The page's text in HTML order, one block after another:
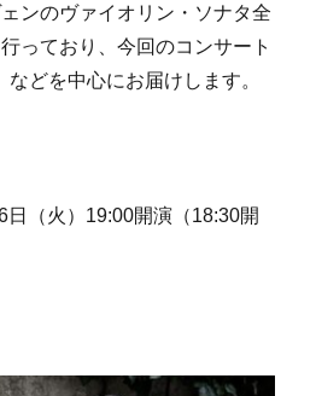
ンのヴァイオリン・ソナタ全
っており、今回のコンサート
どを中心にお届けします。
日（火）19:00開演（18:30開